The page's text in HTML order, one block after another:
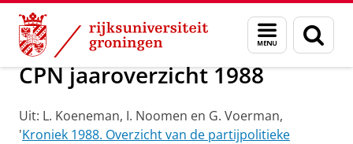
Skip
Content
Skip
Navigation
Menu
en
zoeken
Onderzoek Geschiedenis
CPN jaaroverzicht 1988
Uit: L. Koeneman, I. Noomen en G. Voerman,
'Kroniek 1988. Overzicht van de partijpolitieke